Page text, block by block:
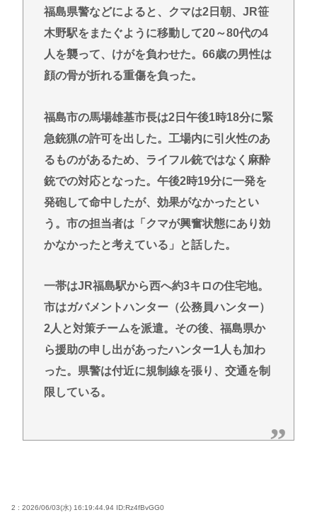
福島県警などによると、クマは2日朝、JR笹
木野駅をまたぐように移動して20～80代の4
人を襲って、けがを負わせた。66歳の男性は
顔の骨が折れる重傷を負った。
福島市の馬場雄基市長は2日午後1時18分に緊
急銃猟の許可を出した。工場内に引火性のあ
るものがあるため、ライフル銃ではなく麻酔
銃での対応となった。午後2時19分に一発を
発砲して命中したが、効果がなかったとい
う。市の担当者は「クマが興奮状態にあり効
かなかったと考えている」と話した。
一帯はJR福島駅から西へ約3キロの住宅地。
市はガバメントハンター（公務員ハンター）
2人と対策チームを派遣。その後、福島県か
ら援助の申し出があったハンター1人も加わ
った。県警は付近に規制線を張り、交通を制
限している。
2 : 2026/06/03(水) 16:19:44.94 ID:Rz4fBvGG0